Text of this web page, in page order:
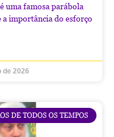
uma famosa parábola
importância do esforço
de 2026
DE TODOS OS TEMPOS